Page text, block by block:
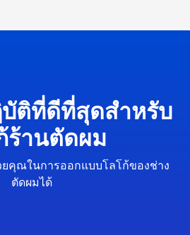
ติที่ดีที่สุดสำหรับ
ร้านตัดผม
คุณในการออกแบบโลโก้ของช่าง
ตัดผมได้